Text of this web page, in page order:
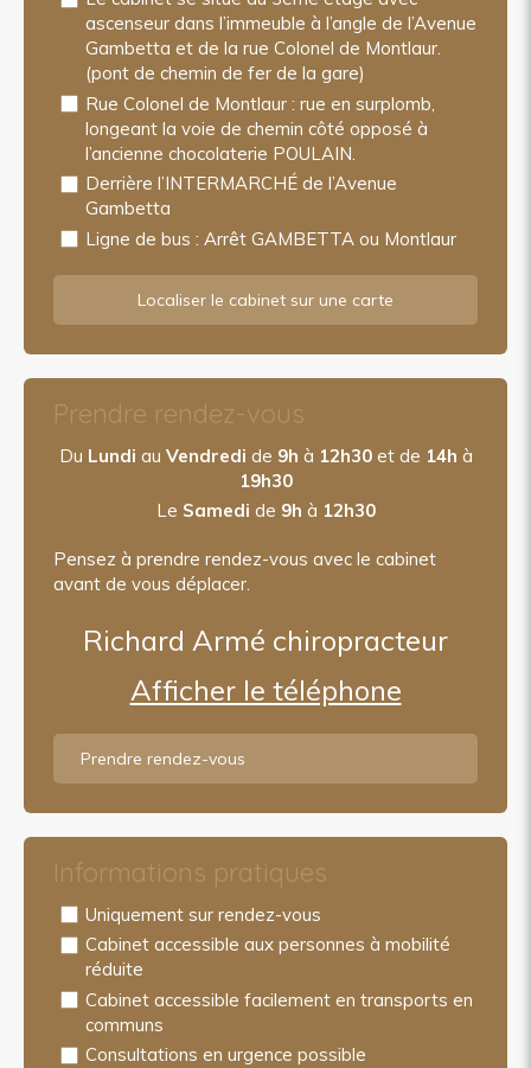
ascenseur dans l’immeuble à l’angle de l’Avenue
Gambetta et de la rue Colonel de Montlaur.
(pont de chemin de fer de la gare)
Rue Colonel de Montlaur : rue en surplomb,
longeant la voie de chemin côté opposé à
l’ancienne chocolaterie POULAIN.
Derrière l’INTERMARCHÉ de l’Avenue
Gambetta
Ligne de bus : Arrêt GAMBETTA ou Montlaur
Localiser le cabinet sur une carte
Prendre rendez-vous
Du Lundi au Vendredi de 9h à 12h30et de 14h à
19h30
Le Samedi de 9h à 12h30
Pensez à prendre rendez-vous avec le cabinet
avant de vous déplacer.
Richard Armé chiropracteur
Afficher le téléphone
Prendre rendez-vous
Informations pratiques
Uniquement sur rendez-vous
Cabinet accessible aux personnes à mobilité
réduite
Cabinet accessible facilement en transports en
communs
Consultations en urgence possible